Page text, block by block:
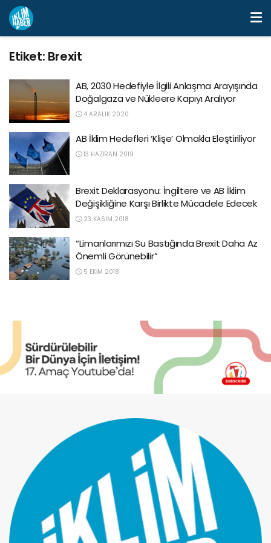
Etiket: Brexit
AB, 2030 Hedefiyle İlgili Anlaşma Arayışında
Doğalgaza ve Nükleere Kapıyı Aralıyor
4 ARALIK 2020
AB İklim Hedefleri ‘Klişe’ Olmakla Eleştiriliyor
13 HAZIRAN 2019
Brexit Deklarasyonu: İngiltere ve AB İklim
Değişikliğine Karşı Birlikte Mücadele Edecek
23 KASIM 2018
“Limanlarımızı Su Bastığında Brexit Daha Az
Önemli Görünebilir”
5 EKIM 2018